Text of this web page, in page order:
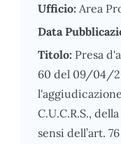
Ufficio: Area
Data
Titolo: Presa
60 del 09/04/
C.U.C.R.S.,
sensi dell’art.